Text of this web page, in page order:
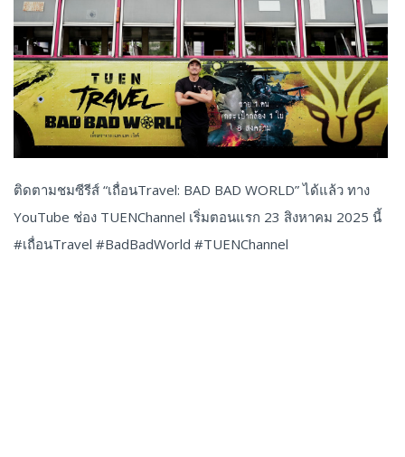
ติดตามชมซีรีส์ “เถื่อนTravel: BAD BAD WORLD” ได้แล้ว ทาง
YouTube ช่อง TUENChannel เริ่มตอนแรก 23 สิงหาคม 2025 นี้
#เถื่อนTravel #BadBadWorld #TUENChannel